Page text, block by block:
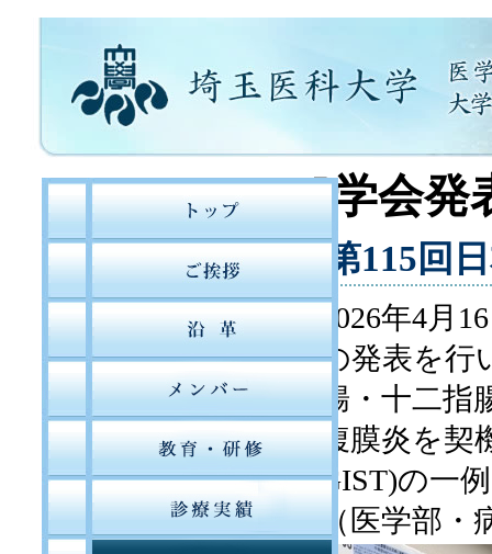
第115回
2026年4月
の発表を行
腸・十二指
腹膜炎を契
GIST)の一
（医学部・